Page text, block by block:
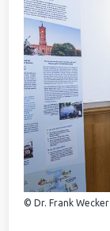
© Dr. Frank Wecker